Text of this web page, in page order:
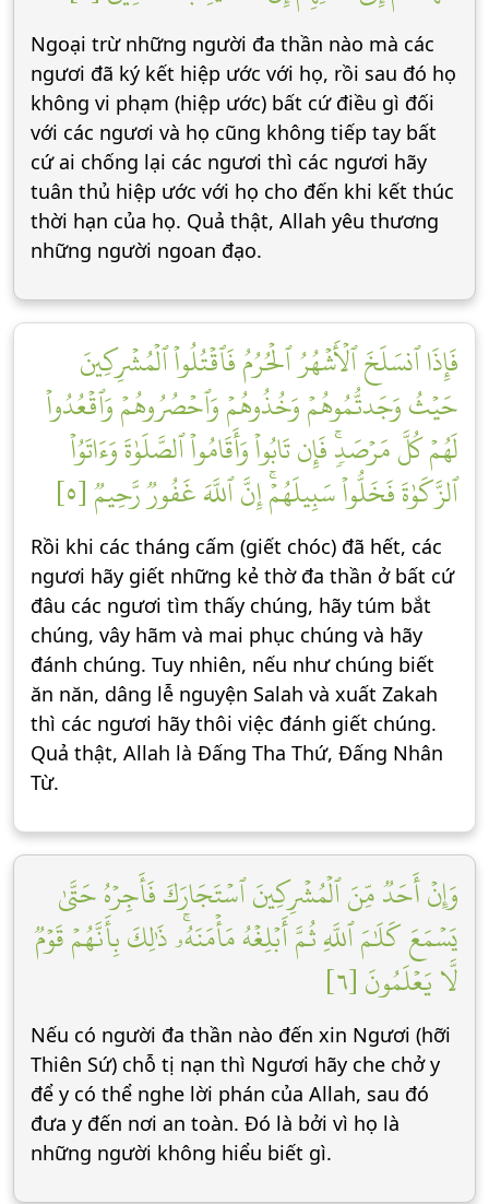
Ngoại trừ những người đa thần nào mà các
ngươi đã ký kết hiệp ước với họ, rồi sau đó họ
không vi phạm (hiệp ước) bất cứ điều gì đối
với các ngươi và họ cũng không tiếp tay bất
cứ ai chống lại các ngươi thì các ngươi hãy
tuân thủ hiệp ước với họ cho đến khi kết thúc
thời hạn của họ. Quả thật, Allah yêu thương
những người ngoan đạo.
فَإِذَا ٱنسَلَخَ ٱلۡأَشۡهُرُ ٱلۡحُرُمُ فَٱقۡتُلُواْ ٱلۡمُشۡرِكِينَ
حَيۡثُ وَجَدتُّمُوهُمۡ وَخُذُوهُمۡ وَٱحۡصُرُوهُمۡ وَٱقۡعُدُواْ
لَهُمۡ كُلَّ مَرۡصَدٖۚ فَإِن تَابُواْ وَأَقَامُواْ ٱلصَّلَوٰةَ وَءَاتَوُاْ
ٱلزَّكَوٰةَ فَخَلُّواْ سَبِيلَهُمۡۚ إِنَّ ٱللَّهَ غَفُورٞ رَّحِيمٞ [٥]
Rồi khi các tháng cấm (giết chóc) đã hết, các
ngươi hãy giết những kẻ thờ đa thần ở bất cứ
đâu các ngươi tìm thấy chúng, hãy túm bắt
chúng, vây hãm và mai phục chúng và hãy
đánh chúng. Tuy nhiên, nếu như chúng biết
ăn năn, dâng lễ nguyện Salah và xuất Zakah
thì các ngươi hãy thôi việc đánh giết chúng.
Quả thật, Allah là Đấng Tha Thứ, Đấng Nhân
Từ.
وَإِنۡ أَحَدٞ مِّنَ ٱلۡمُشۡرِكِينَ ٱسۡتَجَارَكَ فَأَجِرۡهُ حَتَّىٰ
يَسۡمَعَ كَلَٰمَ ٱللَّهِ ثُمَّ أَبۡلِغۡهُ مَأۡمَنَهُۥۚ ذَٰلِكَ بِأَنَّهُمۡ قَوۡمٞ
لَّا يَعۡلَمُونَ [٦]
Nếu có người đa thần nào đến xin Ngươi (hỡi
Thiên Sứ) chỗ tị nạn thì Ngươi hãy che chở y
để y có thể nghe lời phán của Allah, sau đó
đưa y đến nơi an toàn. Đó là bởi vì họ là
những người không hiểu biết gì.